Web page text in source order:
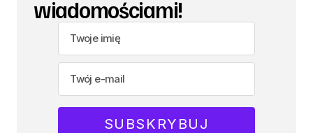
wiadomościami!